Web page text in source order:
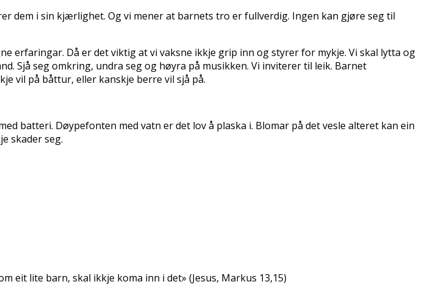
dem i sin kjærlighet. Og vi mener at barnets tro er fullverdig. Ingen kan gjøre seg til
erfaringar. Då er det viktig at vi vaksne ikkje grip inn og styrer for mykje. Vi skal lytta og
Sjå seg omkring, undra seg og høyra på musikken. Vi inviterer til leik. Barnet
vil på båttur, eller kanskje berre vil sjå på.
batteri. Døypefonten med vatn er det lov å plaska i. Blomar på det vesle alteret kan ein
skader seg.
eit lite barn, skal ikkje koma inn i det» (Jesus, Markus 13,15)